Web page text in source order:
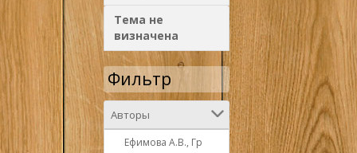
Тема не
визначена
Фильтр
Авторы
Ефимова А.В., Гр